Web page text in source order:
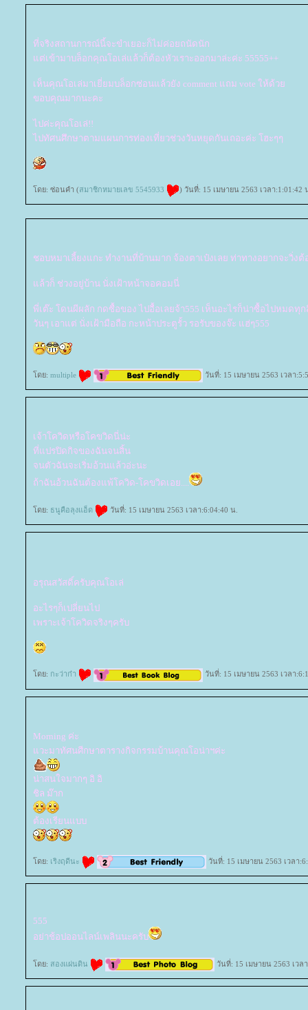
ที่จริงสถานการณ์นี้จะขำเยอะก็ไม่ค่อยถนัดนัก
ต่เข้ามาบล็อกคุณโอเล่แล้วก็ต้องหัวเราะออกมาล่ะค่ะ 55555++
เห็นคุณโอเล่มาเยี่ยมบล็อกซ่อนแล้วยัง comment แถม vote ให้ด้ว
ขอบคุณมากนะคะ
ไปค่ะคุณโอเล่!!
ไปทัศนศึกษาตามแผนการท่องเที่ยวช่วงวันหยุดกันเถอะค่ะ โฮะๆๆ
ดย: ซ่อนคำ (สมาชิกหมายเลข 5545933 ) วันที่: 15 เมษายน 2563 เวลา:1:01:42
ชอบหมาเลี้ยงแกะ ทำงานที่บ้านมาก จ้องตาเป๋งเลย ท่าทางอยากจะวิ่ง
ล้วก็ ช่วงอยู่บ้าน นั่งเฝ้าหน้าจอคอมนี่
พี่เต๊ะ โดนผีผลัก กดซื้อของ ไปอื้อเลยจ้า555 เห็นอะไรก็น่าซื้อไปหมดทุก
วันๆ เอาแต่ นั่งเฝ้ามือถือ กะหน้าประตูรั้ว รอรับของจ๊ะ แฮ่ๆ555
ดย: multiple วันที่: 15 เมษายน 2563 เวลา
เจ้าโควิดหรือโคขวิดนี่น่ะ
ที่แปรปิดกิจของฉันจนสิ้น
จนตัวฉันจะเริ่มอ้วนแล้วอ่ะนะ
ถ้าฉันอ้วนฉันต้องแพ้โควิด-โคขวิดเอย....
ดย: ธนูคือลุงแอ็ด วันที่: 15 เมษายน 2563 เวลา:6:04:40 น.
อรุณสวัสดิ์ครับคุณโอเล่
อะไรๆก็เปลี่ยนไป
เพราะเจ้าโควิดจริงๆครับ
ดย: กะว่าก๋า วันที่: 15 เมษายน 2563 เวลา
Morning ค่ะ
วะมาทัศนศีกษาตารางกิจกรรมบ้านคุณโอน่าฯค่ะ
น่าสนใจมากๆ อิ อิ
ชิล ม๊าก
ต้องเรียนแบบ
ดย: เริงฤดีนะ วันที่: 15 เมษายน 2563 เวลา
555
อย่าช้อปออนไลน์เพลินนะครับ
ดย: สองแผ่นดิน วันที่: 15 เมษายน 2563 เวล